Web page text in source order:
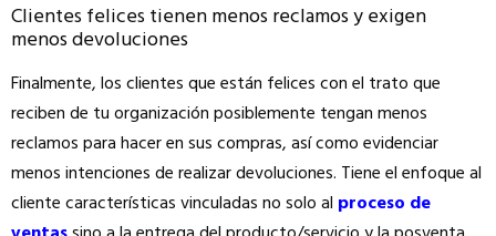
Clientes felices tienen menos reclamos y exigen
menos devoluciones
Finalmente, los clientes que están felices con el trato que
reciben de tu organización posiblemente tengan menos
reclamos para hacer en sus compras, así como evidenciar
menos intenciones de realizar devoluciones. Tiene el enfoque al
cliente características vinculadas no solo al proceso de